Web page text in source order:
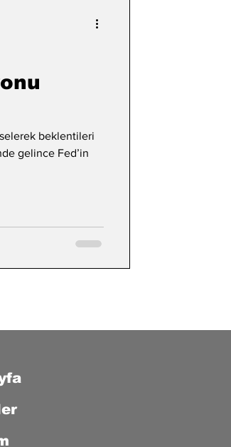
beklentileri
gelince Fed’in